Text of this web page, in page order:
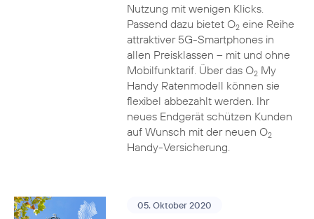
Nutzung mit wenigen Klicks.
Passend dazu bietet O2eine Reihe
attraktiver 5G-Smartphones in
allen Preisklassen – mit und ohne
Mobilfunktarif. Über das O2My
Handy Ratenmodell können sie
flexibel abbezahlt werden. Ihr
neues Endgerät schützen Kunden
auf Wunsch mit der neuen O2
Handy-Versicherung.
05. Oktober 2020